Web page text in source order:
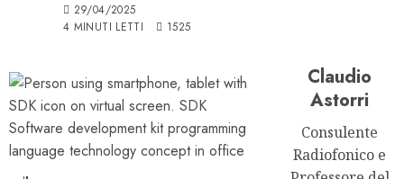
29/04/2025
4 MINUTI LETTI
1525
Claudio
Astorri
Consulente
Radiofonico e